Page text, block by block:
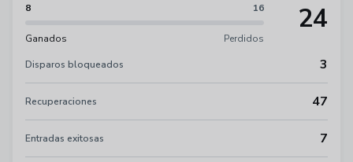
8 16
Ganados Perdidos
24
Disparos bloqueados 3
Recuperaciones 47
Entradas exitosas 7